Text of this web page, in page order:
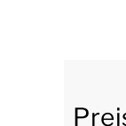
In der